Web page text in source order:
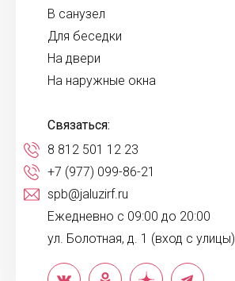
В санузел
Для беседки
На двери
На наружные окна
Связаться:
8 812 501 12 23
+7 (977) 099-86-21
spb@jaluzirf.ru
Ежедневно с 09:00 до 20:00
ул. Болотная, д. 1 (вход с улицы)